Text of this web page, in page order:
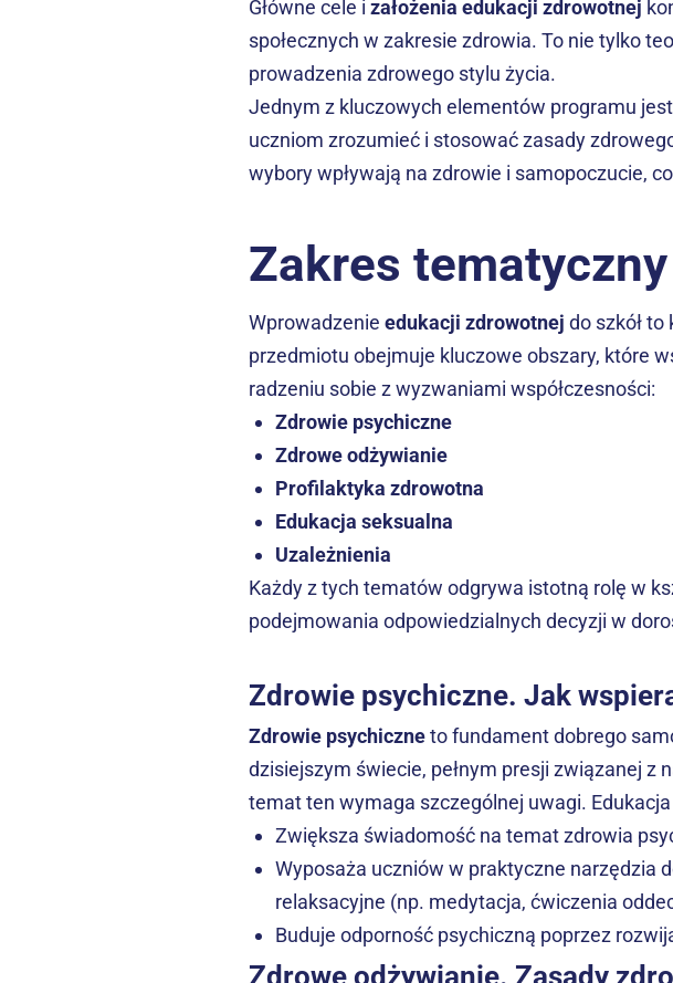
Główne cele i założenia edukacji zdrowotnej
społecznych w zakresie zdrowia. To nie tylko
prowadzenia zdrowego stylu życia.
Jednym z kluczowych elementów programu jest
uczniom zrozumieć i stosować zasady
wybory wpływają na zdrowie i samopoczucie,
Zakres
Wprowadzenie edukacji zdrowotnej do szkół
przedmiotu obejmuje kluczowe obszary, które
radzeniu sobie z wyzwaniami współczesności:
Zdrowie psychiczne
Zdrowe odżywianie
Profilaktyka zdrowotna
Edukacja seksualna
Uzależnienia
Każdy z tych tematów odgrywa istotną rolę w
podejmowania odpowiedzialnych decyzji w
Zdrowie psychiczne. Jak
Zdrowie psychiczne to fundament dobrego
dzisiejszym świecie, pełnym presji związanej
temat ten wymaga szczególnej uwagi.
Zwiększa świadomość na temat zdrowia
Wyposaża uczniów w praktyczne narzędzia
relaksacyjne (np. medytacja, ćwiczenia
Buduje odporność psychiczną poprzez